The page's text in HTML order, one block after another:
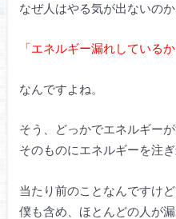
なぜ人はやる気が出ないのか
「エネルギー漏れしているか
なんですよね。
そう、どっかでエネルギーが
そのものにエネルギーを注ぎ
当たり前のことなんですけど
僕も含め、ほとんどの人が